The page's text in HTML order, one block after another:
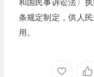
和国民事诉讼法〉
条规定制定，供人
用。